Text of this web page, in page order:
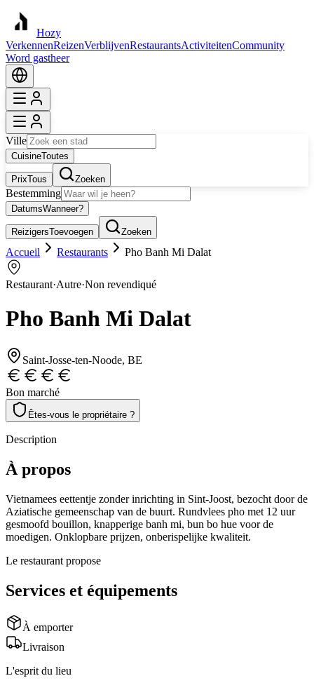
Hozy
VerkennenReizenVerblijvenRestaurantsActiviteitenCommunity
Word gastheer
Ville
CuisineToutes
PrixTous Zoeken
Bestemming
DatumsWanneer?
ReizigersToevoegen Zoeken
Accueil Restaurants Pho Banh Mi Dalat
Restaurant·Autre·Non revendiqué
Pho Banh Mi Dalat
Saint-Josse-ten-Noode, BE
Bon marché
Êtes-vous le propriétaire ?
Description
À propos
Vietnamees eettentje zonder inrichting in Sint-Joost, bezocht door de
Aziatische gemeenschap van de buurt. Rundvlees pho met 12 uur
gesmoofd bouillon, knapperige banh mi, bun bo hue voor de
moedigen. Onklopbare prijzen, onberispelijke kwaliteit.
Le restaurant propose
Services et équipements
À emporter
Livraison
L'esprit du lieu